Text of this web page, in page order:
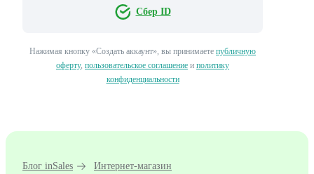
Сбер ID
Нажимая кнопку «Создать аккаунт», вы принимаете публичную
оферту, пользовательское соглашение и политику
конфиденциальности
Блог inSales Интернет-магазин